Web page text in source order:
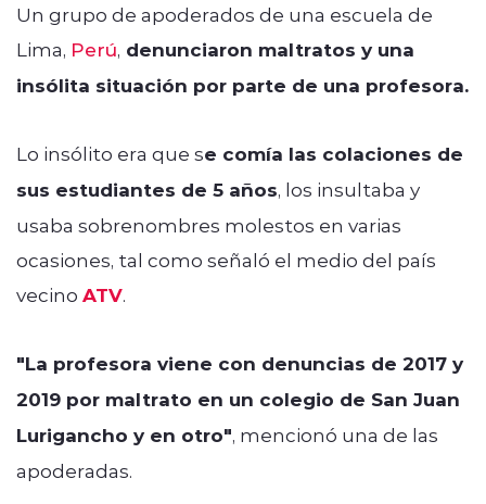
Un grupo de apoderados de una escuela de
Lima, Perú, denunciaron maltratos y una
insólita situación por parte de una profesora.
Lo insólito era que se comía las colaciones de
sus estudiantes de 5 años, los insultaba y
usaba sobrenombres molestos en varias
ocasiones, tal como señaló el medio del país
vecino ATV.
"La profesora viene con denuncias de 2017 y
2019 por maltrato en un colegio de San Juan
Lurigancho y en otro", mencionó una de las
apoderadas.